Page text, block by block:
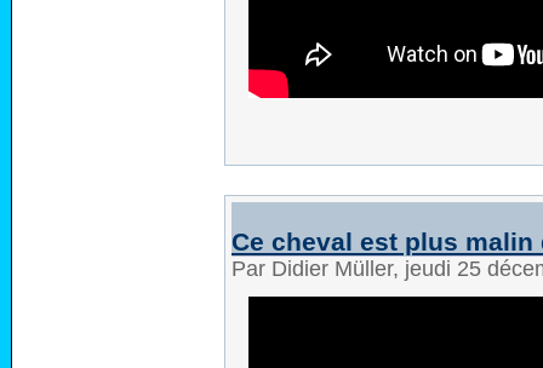
Ce cheval est plus malin
Par Didier Müller, jeudi 25